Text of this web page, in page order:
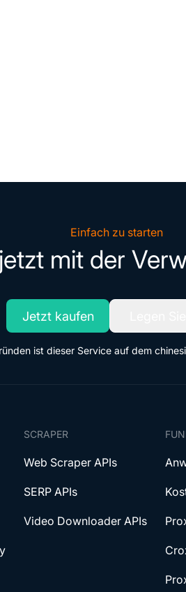
Einfach zu starten
mit der
Jetzt kaufen
ist dieser Service auf dem
SCRAPER
Web Scraper APIs
SERP APIs
Video Downloader APIs